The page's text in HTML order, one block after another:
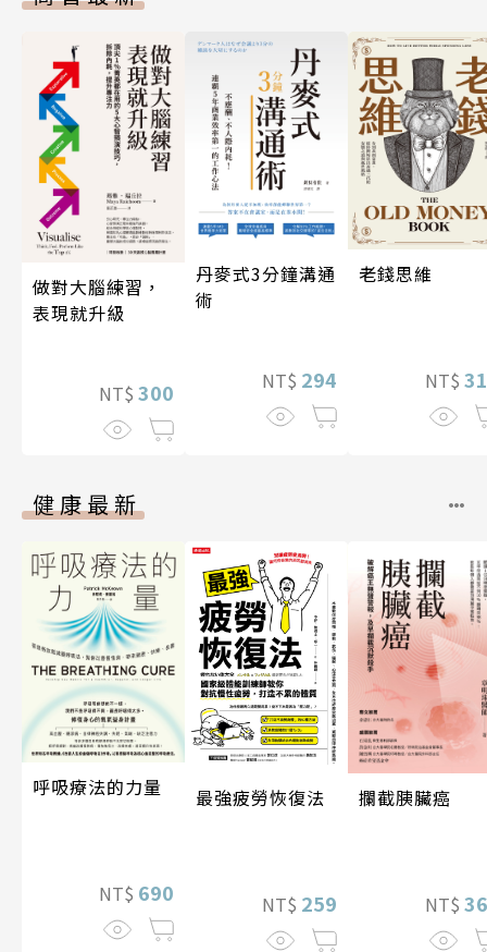
做對大腦練習，
表現就升級
NT$ 300
丹麥式3分鐘溝通
術
NT$ 294
老錢思維
NT$
健康最新
呼吸療法的力量
NT$ 690
最強疲勞恢復法
NT$ 259
攔截胰臟癌
NT$